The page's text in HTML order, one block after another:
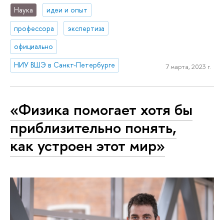
Наука
идеи и опыт
профессора
экспертиза
официально
НИУ ВШЭ в Санкт-Петербурге
7 марта, 2023 г.
«Физика помогает хотя бы
приблизительно понять,
как устроен этот мир»